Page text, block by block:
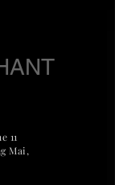
11
g Mai,